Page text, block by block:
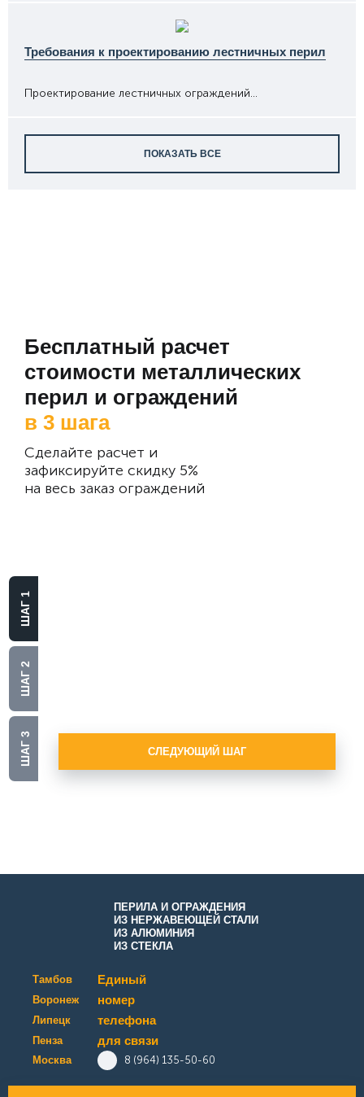
Требования к проектированию лестничных перил
Проектирование лестничных ограждений...
ПОКАЗАТЬ ВСЕ
Бесплатный расчет
стоимости металлических
перил и ограждений
в 3 шага
Сделайте расчет и
зафиксируйте скидку 5%
на весь заказ ограждений
ШАГ 3
ШАГ 2
ШАГ 1
СЛЕДУЮЩИЙ ШАГ
ПЕРИЛА И ОГРАЖДЕНИЯ
ИЗ НЕРЖАВЕЮЩЕЙ СТАЛИ
ИЗ АЛЮМИНИЯ
ИЗ СТЕКЛА
Тамбов Единый
Воронеж номер
Липецк телефона
Пенза для связи
Москва 8 (964) 135-50-60